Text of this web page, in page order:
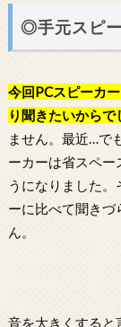
◎手元スピ
今回PCスピーカ
り聞きたいからで
ません。最近…で
ーカーは省スペー
うになりました
ーに比べて聞き
ん。
音を大きくすると